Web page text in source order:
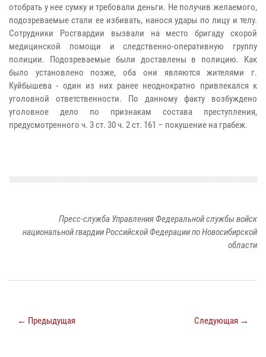
отобрать у нее сумку и требовали деньги. Не получив желаемого,
подозреваемые стали ее избивать, нанося удары по лицу и телу.
Сотрудники Росгвардии вызвали на место бригаду скорой
медицинской помощи и следственно-оперативную группу
полиции. Подозреваемые были доставлены в полицию. Как
было установлено позже, оба они являются жителями г.
Куйбышева - один из них ранее неоднократно привлекался к
уголовной ответственности. По данному факту возбуждено
уголовное дело по признакам состава преступления,
предусмотренного ч. 3 ст. 30 ч. 2 ст. 161 – покушение на грабеж.
Пресс-служба Управления Федеральной службы войск
национальной гвардии Российской Федерации по Новосибирской
области
← Предыдущая Следующая →